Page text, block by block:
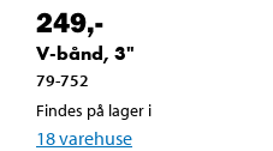
249,-
V-bånd, 3"
79-752
Findes på lager i
18varehuse